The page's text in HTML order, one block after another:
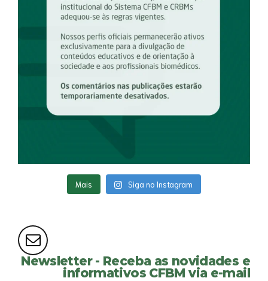
Mais Siga no Instagram
Newsletter - Receba as novidades e
informativos CFBM via e-mail